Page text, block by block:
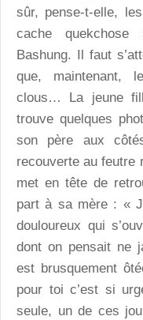
sûr, pense-t-elle,
cache
Bashung. Il faut
que, maintenant,
clous… La jeune
trouve quelques
son père aux
recouverte au feutre
met en tête de
part à sa mère : «
douloureux qui
dont on pensait ne
est brusquement
pour toi c’est si
seule, un de ces